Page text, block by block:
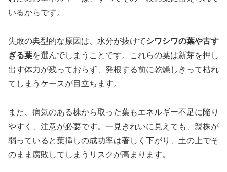
いるからです。
失敗の典型的な原因は、水分が抜けてシワシワの葉や古す
ぎる葉を選んでしまうことです。これらの葉は新芽を押し
出す体力が残っておらず、発根する前に乾燥しきって枯れ
てしまうケースが目立ちます。
また、病気のある株から取った葉もエネルギー不足に陥り
やすく、注意が必要です。一見きれいに見えても、親株が
弱っていると葉挿しの成功率は著しく下がり、土の上でそ
のまま腐敗してしまうリスクが高まります。